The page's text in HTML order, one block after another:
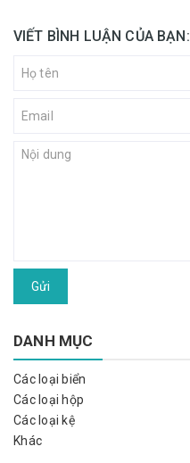
VIẾT BÌNH LUẬN CỦA BẠN:
Gửi
DANH MỤC
Các loại biển
Các loại hộp
Các loại kệ
Khác